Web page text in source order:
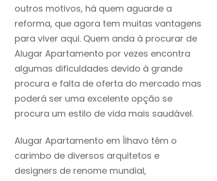
outros motivos, há quem aguarde a
reforma, que agora tem muitas vantagens
para viver aqui. Quem anda à procurar de
Alugar Apartamento por vezes encontra
algumas dificuldades devido à grande
procura e falta de oferta do mercado mas
poderá ser uma excelente opção se
procura um estilo de vida mais saudável.
Alugar Apartamento em Ílhavo têm o
carimbo de diversos arquitetos e
designers de renome mundial,